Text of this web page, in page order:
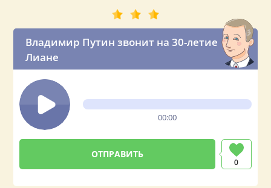
Владимир Путин звонит на 30-летие
Лиане
00:00
0